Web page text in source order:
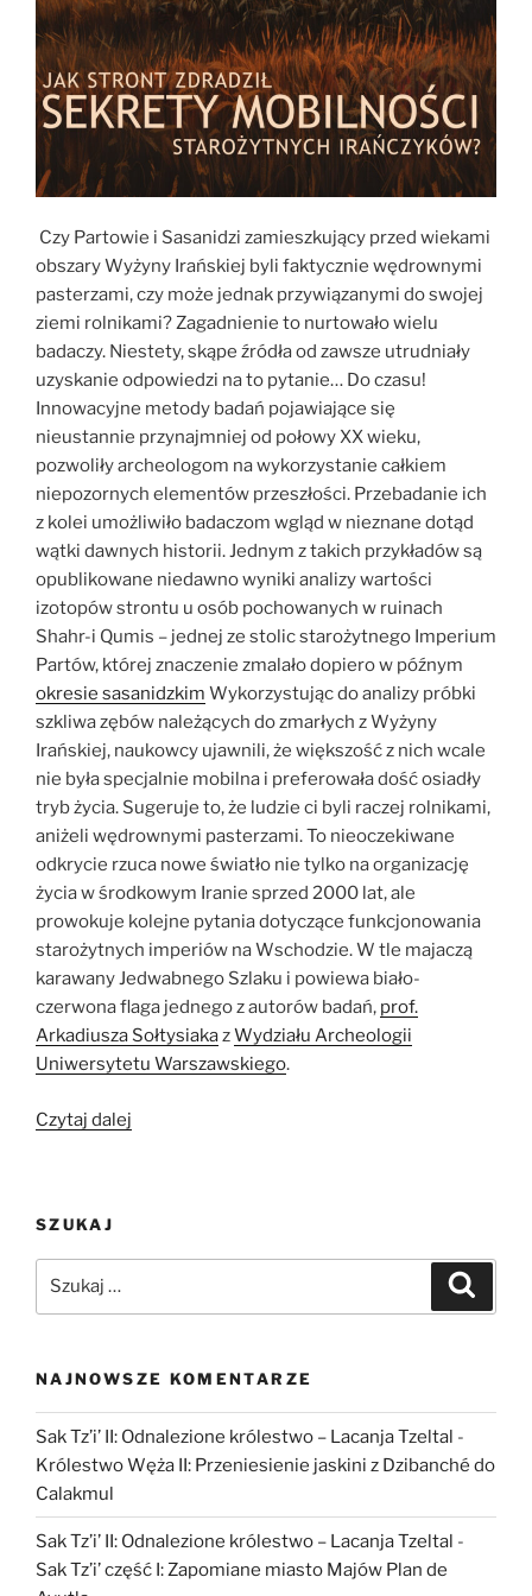
Czy Partowie i Sasanidzi zamieszkujący przed wiekami
obszary Wyżyny Irańskiej byli faktycznie wędrownymi
pasterzami, czy może jednak przywiązanymi do swojej
ziemi rolnikami? Zagadnienie to nurtowało wielu
badaczy. Niestety, skąpe źródła od zawsze utrudniały
uzyskanie odpowiedzi na to pytanie… Do czasu!
Innowacyjne metody badań pojawiające się
nieustannie przynajmniej od połowy XX wieku,
pozwoliły archeologom na wykorzystanie całkiem
niepozornych elementów przeszłości. Przebadanie ich
z kolei umożliwiło badaczom wgląd w nieznane dotąd
wątki dawnych historii. Jednym z takich przykładów są
opublikowane niedawno wyniki analizy wartości
izotopów strontu u osób pochowanych w ruinach
Shahr-i Qumis – jednej ze stolic starożytnego Imperium
Partów, której znaczenie zmalało dopiero w późnym
okresie sasanidzkim Wykorzystując do analizy próbki
szkliwa zębów należących do zmarłych z Wyżyny
Irańskiej, naukowcy ujawnili, że większość z nich wcale
nie była specjalnie mobilna i preferowała dość osiadły
tryb życia. Sugeruje to, że ludzie ci byli raczej rolnikami,
aniżeli wędrownymi pasterzami. To nieoczekiwane
odkrycie rzuca nowe światło nie tylko na organizację
życia w środkowym Iranie sprzed 2000 lat, ale
prowokuje kolejne pytania dotyczące funkcjonowania
starożytnych imperiów na Wschodzie. W tle majaczą
karawany Jedwabnego Szlaku i powiewa biało-
czerwona flaga jednego z autorów badań, prof.
Arkadiusza SołtysiakazWydziału Archeologii
Uniwersytetu Warszawskiego.
Czytaj dalej
starożytnych
SZUKAJ
NAJNOWSZE KOMENTARZE
Sak Tz’i’ II: Odnalezione królestwo – Lacanja Tzeltal -
Królestwo Węża II: Przeniesienie jaskini z Dzibanché do
Calakmul
Sak Tz’i’ II: Odnalezione królestwo – Lacanja Tzeltal -
Sak Tz’i’ część I: Zapomiane miasto Majów Plan de